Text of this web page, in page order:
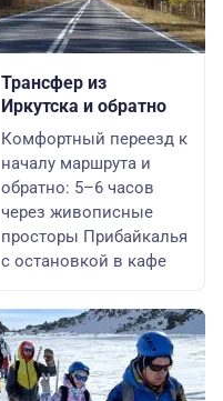
Трансфер из
Иркутска и обратно
Комфортный переезд к
началу маршрута и
обратно: 5–6 часов
через живописные
просторы Прибайкалья
с остановкой в кафе